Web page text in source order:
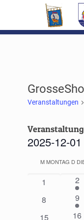
Veranstaltungen
2025-12-01
wählen.
Kalender
MMONTAG D
0
1
1
2
0
8
1
9
0
15
1
16